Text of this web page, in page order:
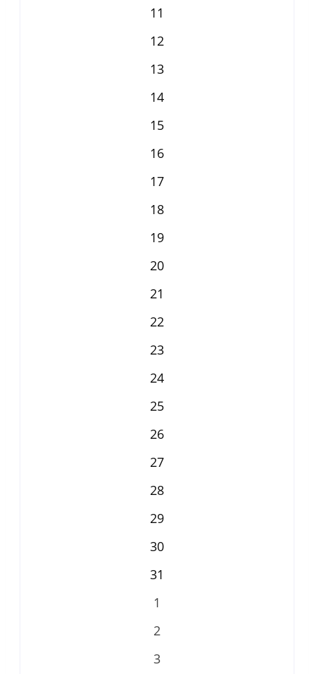
11
12
13
14
15
16
17
18
19
20
21
22
23
24
25
26
27
28
29
30
31
1
2
3